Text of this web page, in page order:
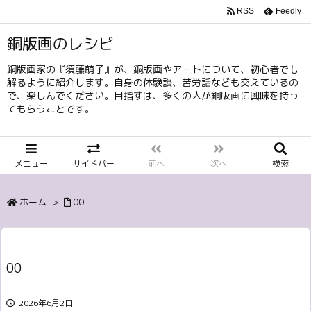
銅版画のレシピ
銅版画家の『須藤萌子』が、銅版画やアートについて、初心者でも
解るように紹介します。自身の体験談、苦労話なども交えているの
で、楽しんでください。目指すは、多くの人が銅版画に興味を持っ
てもらうことです。
メニュー サイドバー 前へ 次へ 検索
RSS Feedly
ホーム > 00
00
2026年6月2日